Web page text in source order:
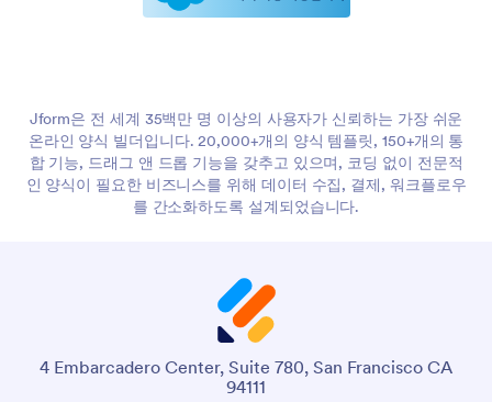
Jform은 전 세계 35백만 명 이상의 사용자가 신뢰하는 가장 쉬운
온라인 양식 빌더입니다. 20,000+개의 양식 템플릿, 150+개의 통
합 기능, 드래그 앤 드롭 기능을 갖추고 있으며, 코딩 없이 전문적
인 양식이 필요한 비즈니스를 위해 데이터 수집, 결제, 워크플로우
를 간소화하도록 설계되었습니다.
4 Embarcadero Center, Suite 780, San Francisco CA
94111